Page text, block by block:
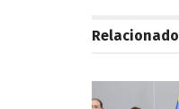
Relacionado